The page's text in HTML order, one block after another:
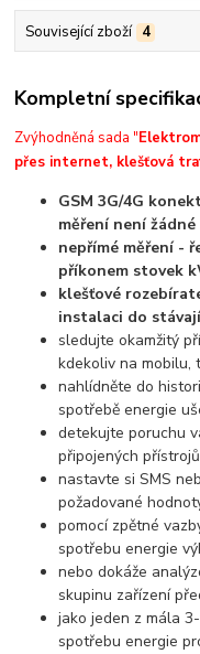
Související zboží 4
Kompletní
Zvýhodněná sada "
přes internet, klešťová
GSM 3G/4G
měření není
nepřímé měření -
příkonem stovek
klešťové
instalaci do
sledujte okamžitý
kdekoliv na mobilu,
nahlídněte do
spotřebě energie
detekujte poruchu
připojených
nastavte si SMS
požadované
pomocí zpětné
spotřebu energie
nebo dokáže
skupinu zařízení
jako jeden z mála
spotřebu energie